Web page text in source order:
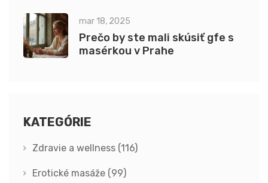
mar 18, 2025
Prečo by ste mali skúsiť gfe s
masérkou v Prahe
KATEGÓRIE
Zdravie a wellness (116)
Erotické masáže (99)